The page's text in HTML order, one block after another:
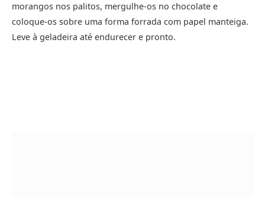
morangos nos palitos, mergulhe-os no chocolate e
coloque-os sobre uma forma forrada com papel manteiga.
Leve à geladeira até endurecer e pronto.